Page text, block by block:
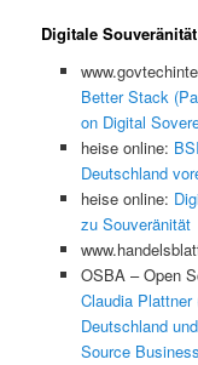
Digitale Souveränität
Better Stack
on Digital
heise online:
Deutschland
heise online:
zu Souveränität
OSBA – Open
Claudia
Deutschland
Source